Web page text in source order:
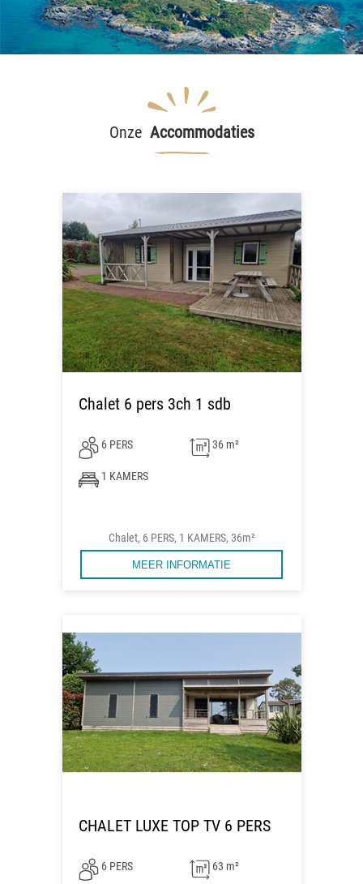
Onze Accommodaties
Chalet 6 pers 3ch 1 sdb
6 PERS 36 m²
1 KAMERS
Chalet, 6 PERS, 1 KAMERS, 36m²
MEER INFORMATIE
CHALET LUXE TOP TV 6 PERS
6 PERS 63 m²